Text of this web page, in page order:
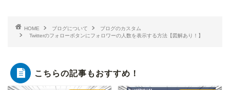
HOME ブログについて
ブログのカスタム
Twitterのフォローボタンにフォロワーの人数を表示する方法【図解あり！】
こちらの記事もおすすめ！